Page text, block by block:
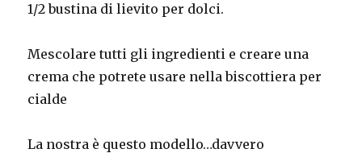
1/2 bustina di lievito per dolci.
Mescolare tutti gli ingredienti e creare una
crema che potrete usare nella biscottiera per
cialde
La nostra è questo modello…davvero